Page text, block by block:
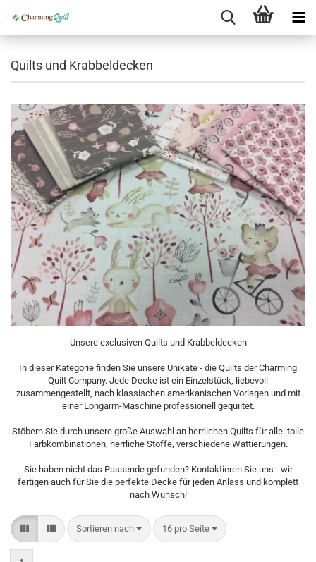
Quilts und Krabbeldecken
Unsere exclusiven Quilts und Krabbeldecken
In dieser Kategorie finden Sie unsere Unikate - die Quilts der Charming
Quilt Company. Jede Decke ist ein Einzelstück, liebevoll
zusammengestellt, nach klassischen amerikanischen Vorlagen und mit
einer Longarm-Maschine professionell gequiltet.
Stöbern Sie durch unsere große Auswahl an herrlichen Quilts für alle: tolle
Farbkombinationen, herrliche Stoffe, verschiedene Wattierungen.
Sie haben nicht das Passende gefunden? Kontaktieren Sie uns - wir
fertigen auch für Sie die perfekte Decke für jeden Anlass und komplett
nach Wunsch!
Sortieren nach
Sortieren nach 16 pro Seite
pro Seite